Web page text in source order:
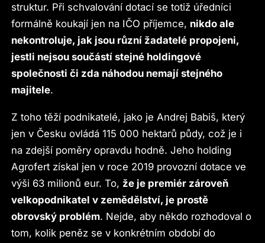
struktur. Při schvalování dotací se totiž úředníci
formálně koukají jen na IČO příjemce, nikdo ale
nekontroluje, jak jsou různí žadatelé propojeni,
jestli nejsou součástí stejné holdingové
společnosti či zda náhodou nemají stejného
majitele.
Z toho těží podnikatelé, jako je Andrej Babiš, který
jen v Česku ovládá 115 000 hektarů půdy, což je i
na zdejší poměry opravdu hodně. Jeho holding
Agrofert získal jen v roce 2019 provozní dotace ve
výši 63 milionů eur. To, že je premiér zároveň
velkopodnikatel v zemědělství, je prostě
obrovský problém. Nejde, aby někdo rozhodoval o
tom, kolik peněz se v konkrétním období do